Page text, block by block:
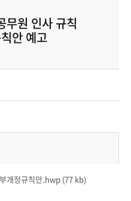
무원 인사 규칙
안 예고
개정규칙안.hwp (77 kb)